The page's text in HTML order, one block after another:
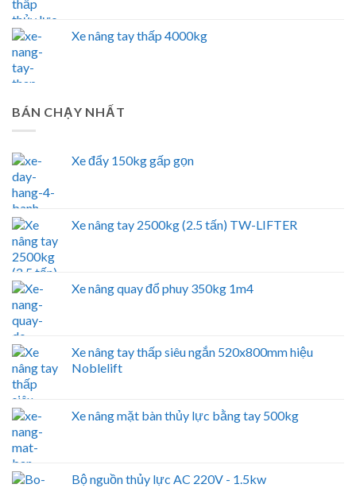
Xe nâng tay thấp 4000kg
BÁN CHẠY NHẤT
Xe đẩy 150kg gấp gọn
Xe nâng tay 2500kg (2.5 tấn) TW-LIFTER
Xe nâng quay đổ phuy 350kg 1m4
Xe nâng tay thấp siêu ngắn 520x800mm hiệu
Noblelift
Xe nâng mặt bàn thủy lực bằng tay 500kg
Bộ nguồn thủy lực AC 220V - 1.5kw